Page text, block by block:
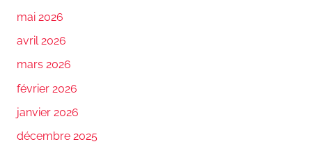
mai 2026
avril 2026
mars 2026
février 2026
janvier 2026
décembre 2025